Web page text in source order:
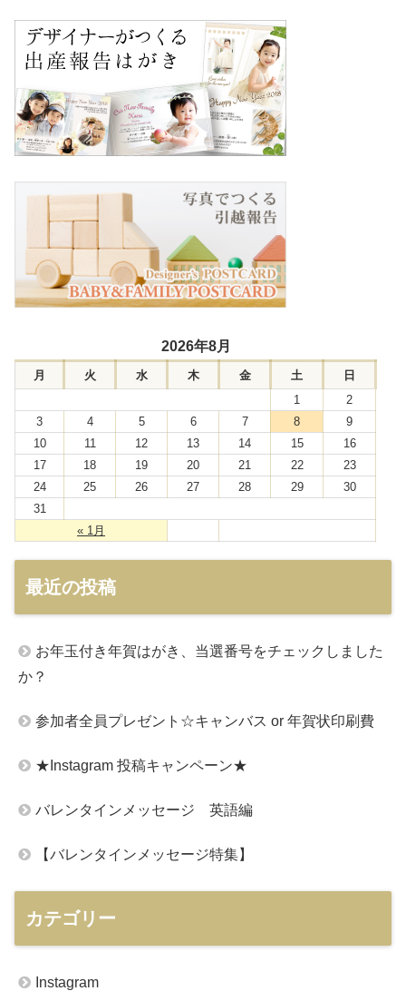
2026年8月
月 火 水 木 金 土 日
« 1月
1
2
3
4 5 6 7 8
9
10
11 12 13 14 15
16
17
18 19 20 21 22
23
24
25 26 27 28 29
30
31
最近の投稿
お年玉付き年賀はがき、当選番号をチェックしました
か？
参加者全員プレゼント☆キャンバス or 年賀状印刷費
★Instagram 投稿キャンペーン★
バレンタインメッセージ 英語編
【バレンタインメッセージ特集】
カテゴリー
Instagram